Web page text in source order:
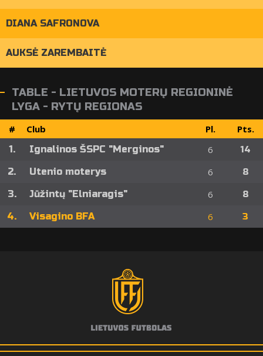
DIANA SAFRONOVA
AUKSĖ ZAREMBAITĖ
TABLE - LIETUVOS MOTERŲ REGIONINĖ
LYGA - RYTŲ REGIONAS
# Club Pl. Pts.
1. Ignalinos ŠSPC "Merginos" 6 14
2. Utenio moterys 6 8
3. Jūžintų "Elniaragis" 6 8
4. Visagino BFA 6 3